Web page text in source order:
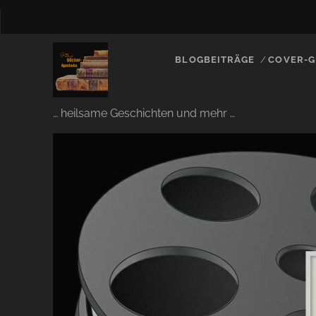
… heilsame Geschichten und mehr …
BLOGBEITRÄGE COVER-